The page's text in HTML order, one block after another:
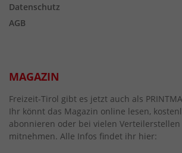
Datenschutz
AGB
MAGAZIN
Freizeit-Tirol gibt es jetzt auch als
Ihr könnt das Magazin online lesen,
abonnieren oder bei vielen Verteilerstellen
mitnehmen. Alle Infos findet ihr hier: